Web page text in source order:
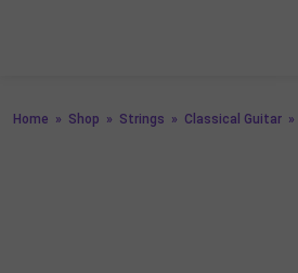
Home » Shop » Strings » Classical Guitar »